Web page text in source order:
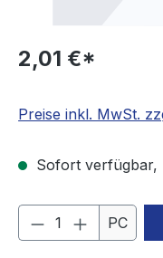
2,01 €*
Preise inkl. MwSt.
Sofort verfügbar,
Produkt PC